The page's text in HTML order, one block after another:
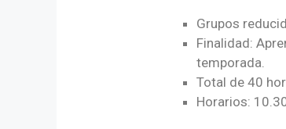
Grupos
Finalidad:
temporada.
Total de 40
Horarios: